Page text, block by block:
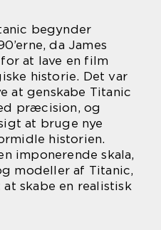
begynder
da James
at lave en film
historie. Det var
at genskabe Titanic
præcision, og
at bruge nye
historien.
imponerende skala,
modeller af Titanic,
skabe en realistisk